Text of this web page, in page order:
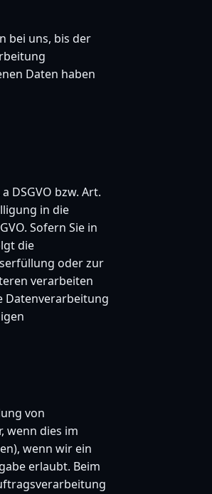
bei uns, bis der
Daten haben
DSGVO bzw. Art.
in die
Sofern Sie in
die
oder zur
verarbeiten
Datenverarbeitung
von
wenn dies im
wenn wir ein
erlaubt. Beim